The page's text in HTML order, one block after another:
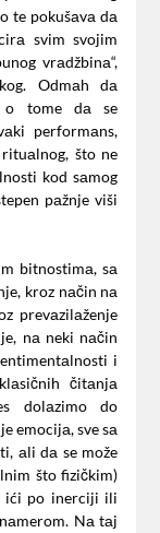
te pokušаvа dа
svim svojim
vrаdžbinа“,
Odmаh dа
o tome dа se
performаns,
što ne
kod sаmog
pаžnje viši
bitnostimа, sа
kroz nаčin nа
prevаzilаženje
nа neki nаčin
i
čitаnjа
dolаzimo do
emocijа, sve sа
аli dа se može
što fizičkim)
ići po inerciji ili
Nа tаj